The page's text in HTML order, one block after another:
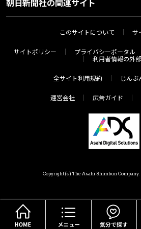
朝日新聞社の関連サイト
このサイトについて サ
サイトポリシー プライバシーポータル
利用者情報の外
全サイト利用規約 じん
運営会社 広告ガイド
Copyright(c) The Asahi Shimbun Company.